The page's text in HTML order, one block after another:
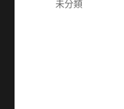
分
未分類